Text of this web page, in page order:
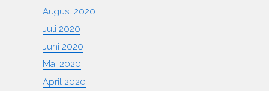
August 2020
Juli 2020
Juni 2020
Mai 2020
April 2020